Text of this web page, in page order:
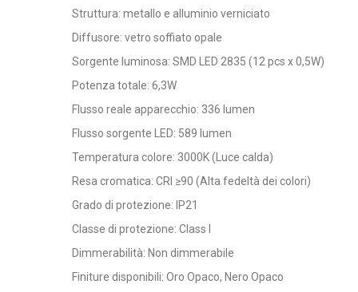
Struttura: metallo e alluminio verniciato
Diffusore: vetro soffiato opale
Sorgente luminosa: SMD LED 2835 (12 pcs x 0,5W)
Potenza totale: 6,3W
Flusso reale apparecchio: 336 lumen
Flusso sorgente LED: 589 lumen
Temperatura colore: 3000K (Luce calda)
Resa cromatica: CRI ≥90 (Alta fedeltà dei colori)
Grado di protezione: IP21
Classe di protezione: Class I
Dimmerabilità: Non dimmerabile
Finiture disponibili: Oro Opaco, Nero Opaco